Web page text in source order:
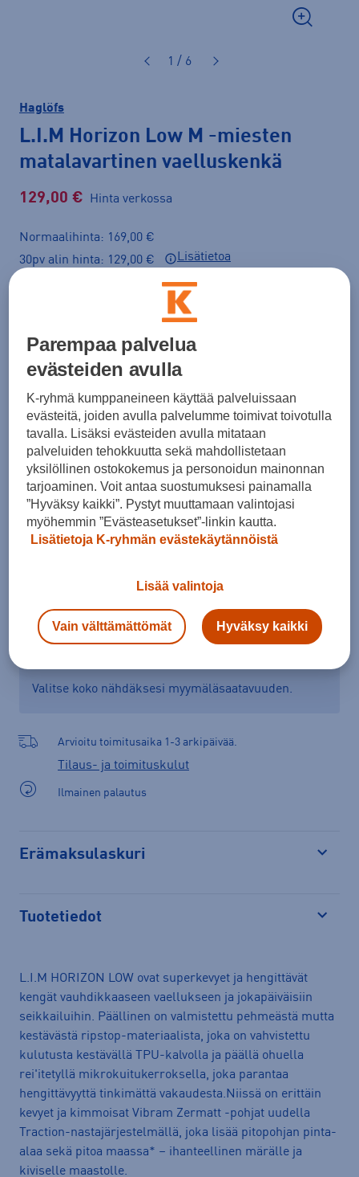
1 / 6
Haglöfs
L.I.M Horizon Low M -miesten
matalavartinen vaelluskenkä
129,00 € Hinta verkossa
Normaalihinta: 169,00 €
30pv alin hinta: 129,00 €
Lisätietoa
Koko
41 ⅓ 42 42 ⅔ 43 ⅓ 44 44 ⅔
46 46 ⅔ 47 ⅓
Kokotaulukko
Lisää ostoskoriin
Tarkista saatavuus ja tilaa myymälästä
Verkkokauppa: SaatavillaMyymälät: Saatavilla
Valitse koko nähdäksesi myymäläsaatavuuden.
Arvioitu toimitusaika 1-3 arkipäivää.
Tilaus- ja toimituskulut
Ilmainen palautus
Erämaksulaskuri
Tuotetiedot
L.I.M HORIZON LOW ovat superkevyet ja hengittävät
kengät vauhdikkaaseen vaellukseen ja jokapäiväisiin
seikkailuihin. Päällinen on valmistettu pehmeästä mutta
kestävästä ripstop-materiaalista, joka on vahvistettu
kulutusta kestävällä TPU-kalvolla ja päällä ohuella
rei'itetyllä mikrokuitukerroksella, joka parantaa
hengittävyyttä tinkimättä vakaudesta.Niissä on erittäin
kevyet ja kimmoisat Vibram Zermatt -pohjat uudella
Traction-nastajärjestelmällä, joka lisää pitopohjan pinta-
alaa sekä pitoa maassa* – ihanteellinen märälle ja
kiviselle maastolle.
Parempaa palvelua
evästeiden avulla
K-ryhmä kumppaneineen käyttää palveluissaan
evästeitä, joiden avulla palvelumme toimivat toivotulla
tavalla. Lisäksi evästeiden avulla mitataan
palveluiden tehokkuutta sekä mahdollistetaan
yksilöllinen ostokokemus ja personoidun mainonnan
tarjoaminen. Voit antaa suostumuksesi painamalla
”Hyväksy kaikki”. Pystyt muuttamaan valintojasi
myöhemmin ”Evästeasetukset”-linkin kautta.
Lisätietoja K-ryhmän evästekäytännöistä
Lisää valintoja
Vain välttämättömät Hyväksy kaikki